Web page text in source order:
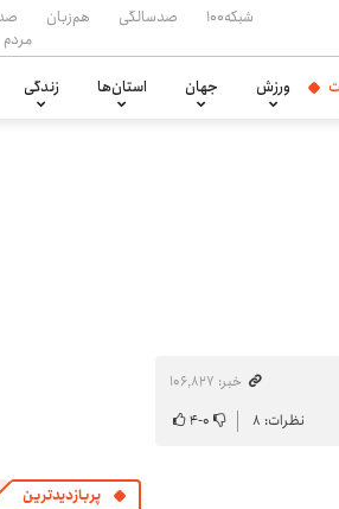
شبکه۱۰۰ صدسالگی هم‌زبان
مردم
ورزش جهان استان‌ها زندگی
خبر: ۱۰۶٬۸۲۷
نظرات: ۸ ۰-۴
پربازدیدترین